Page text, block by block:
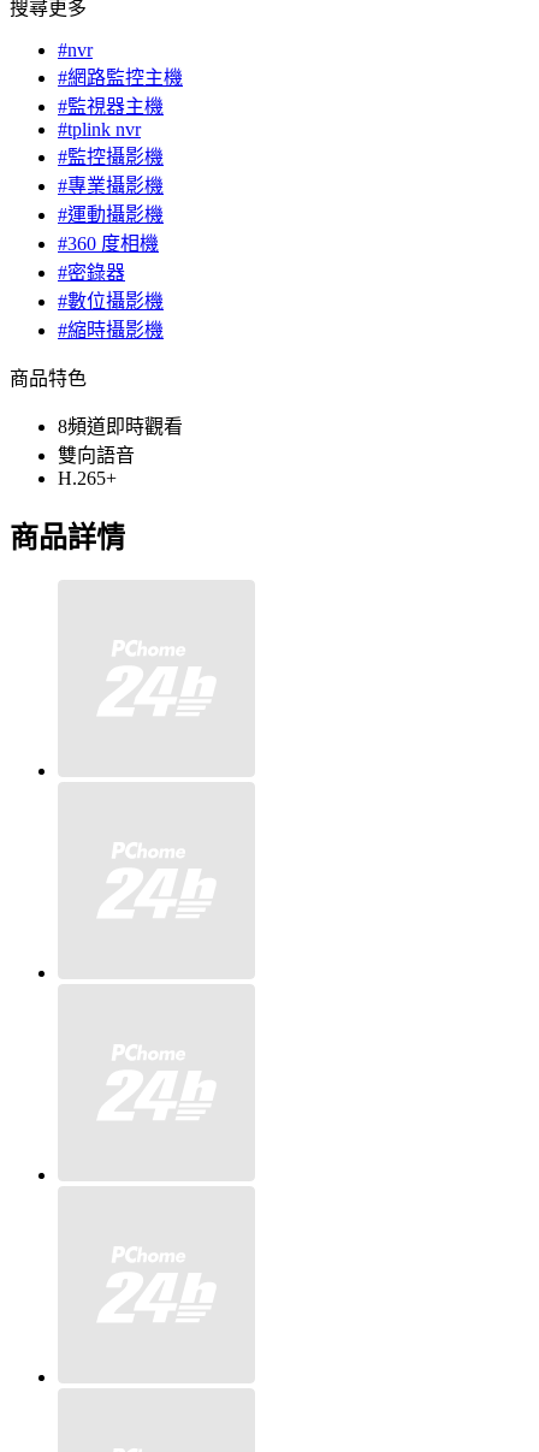
搜尋更多
#nvr
#網路監控主機
#監視器主機
#tplink nvr
#監控攝影機
#專業攝影機
#運動攝影機
#360 度相機
#密錄器
#數位攝影機
#縮時攝影機
商品特色
8頻道即時觀看
雙向語音
H.265+
商品詳情